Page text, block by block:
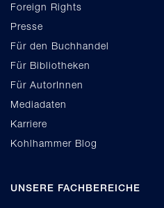
Foreign Rights
Presse
Für den Buchhandel
Für Bibliotheken
Für AutorInnen
Mediadaten
Karriere
Kohlhammer Blog
UNSERE FACHBEREICHE